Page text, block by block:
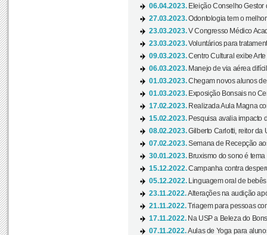
06.04.2023. Eleição Conselho Gestor
27.03.2023.Odontologia tem o
23.03.2023.V Congresso Médico
23.03.2023.Voluntários para
09.03.2023.Centro Cultural exibe
06.03.2023. Manejo de via aérea
01.03.2023.Chegam novos alunos
01.03.2023. Exposição Bonsais no
17.02.2023. Realizada Aula Magna
15.02.2023. Pesquisa avalia impacto
08.02.2023.Gilberto Carlotti, reitor da
07.02.2023.Semana de Recepção
30.01.2023. Bruxismo do sono é
15.12.2022.Campanha contra
05.12.2022.
Linguagem oral de
23.11.2022.Alterações na audição
21.11.2022.Triagem para pessoas
17.11.2022. Na USP a Beleza do
07.11.2022.Aulas de Yoga para